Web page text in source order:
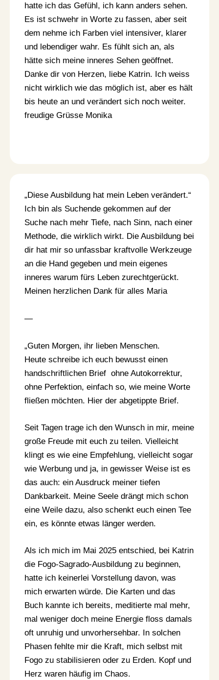
hatte ich das Gefühl, ich kann anders sehen.
Es ist schwehr in Worte zu fassen, aber seit
dem nehme ich Farben viel intensiver, klarer
und lebendiger wahr. Es fühlt sich an, als
hätte sich meine inneres Sehen geöffnet.
Danke dir von Herzen, liebe Katrin. Ich weiss
nicht wirklich wie das möglich ist, aber es hält
bis heute an und verändert sich noch weiter.
freudige Grüsse Monika
„Diese Ausbildung hat mein Leben verändert.“
Ich bin als Suchende gekommen auf der
Suche nach mehr Tiefe, nach Sinn, nach einer
Methode, die wirklich wirkt. Die Ausbildung bei
dir hat mir so unfassbar kraftvolle Werkzeuge
an die Hand gegeben und mein eigenes
inneres warum fürs Leben zurechtgerückt.
Meinen herzlichen Dank für alles Maria
—
„Guten Morgen, ihr lieben Menschen.
Heute schreibe ich euch bewusst einen
handschriftlichen Brief ohne Autokorrektur,
ohne Perfektion, einfach so, wie meine Worte
fließen möchten. Hier der abgetippte Brief.
Seit Tagen trage ich den Wunsch in mir, meine
große Freude mit euch zu teilen. Vielleicht
klingt es wie eine Empfehlung, vielleicht sogar
wie Werbung und ja, in gewisser Weise ist es
das auch: ein Ausdruck meiner tiefen
Dankbarkeit. Meine Seele drängt mich schon
eine Weile dazu, also schenkt euch einen Tee
ein, es könnte etwas länger werden.
Als ich mich im Mai 2025 entschied, bei Katrin
die Fogo-Sagrado-Ausbildung zu beginnen,
hatte ich keinerlei Vorstellung davon, was
mich erwarten würde. Die Karten und das
Buch kannte ich bereits, meditierte mal mehr,
mal weniger doch meine Energie floss damals
oft unruhig und unvorhersehbar. In solchen
Phasen fehlte mir die Kraft, mich selbst mit
Fogo zu stabilisieren oder zu Erden. Kopf und
Herz waren häufig im Chaos.